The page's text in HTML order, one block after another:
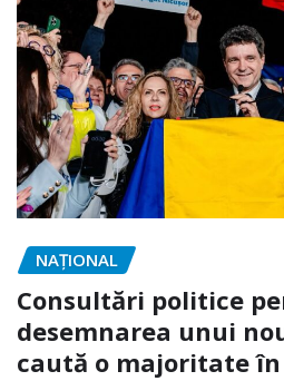
NAŢIONAL
Consultări politice
desemnarea unui
caută o majoritate